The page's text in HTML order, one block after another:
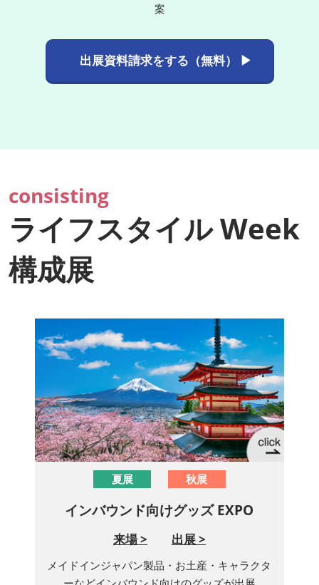
案
出展資料請求をする（無料） ▶
consisting
ライフスタイル Week
構成展
夏展 秋展
インバウンド向けグッズ EXPO
来場 > 出展 >
メイドインジャパン製品・お土産・キャラクタ